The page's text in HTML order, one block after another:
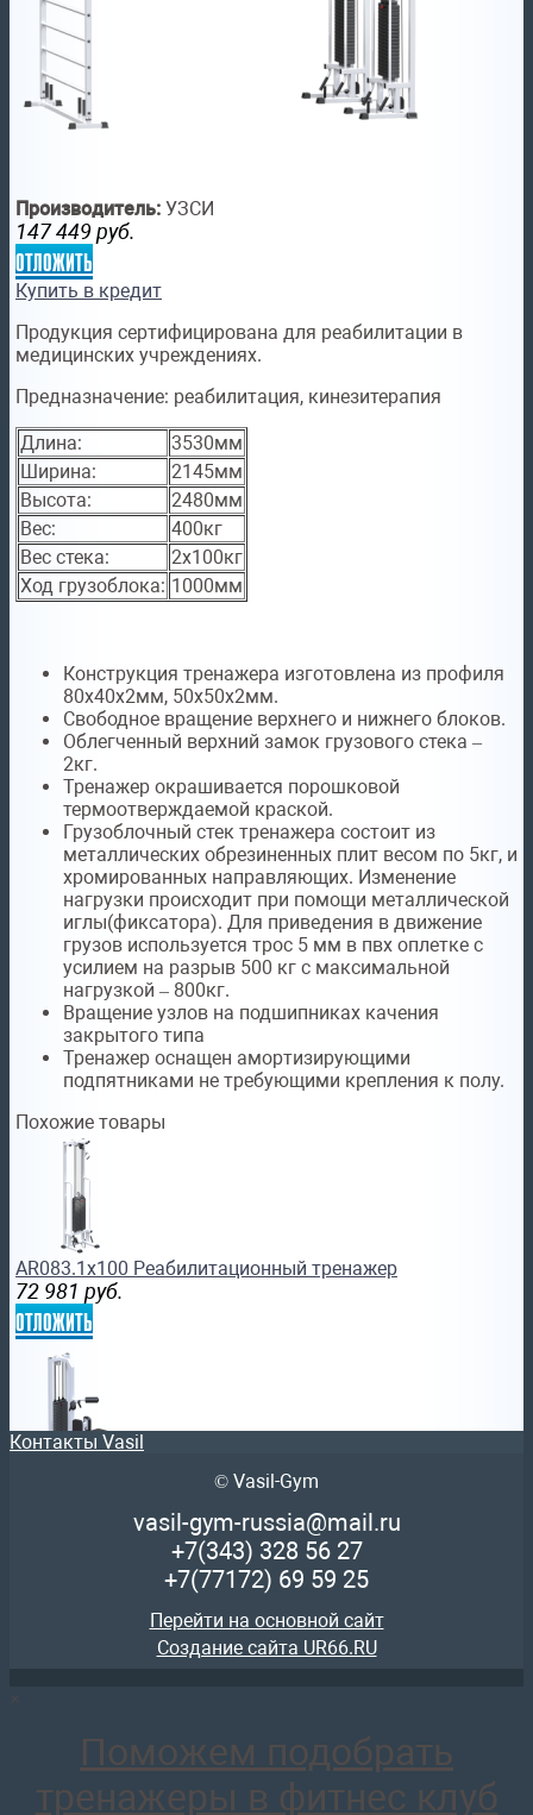
Производитель: УЗСИ
147 449 руб.
отложить
Купить в кредит
Продукция сертифицирована для реабилитации в
медицинских учреждениях.
Предназначение: реабилитация, кинезитерапия
Длина:
3530мм
Ширина:
2145мм
Высота:
2480мм
Вес:
400кг
Вес стека:
2х100кг
Ход грузоблока: 1000мм
Конструкция тренажера изготовлена из профиля
80х40х2мм, 50х50х2мм.
Свободное вращение верхнего и нижнего блоков.
Облегченный верхний замок грузового стека –
2кг.
Тренажер окрашивается порошковой
термоотверждаемой краской.
Грузоблочный стек тренажера состоит из
металлических обрезиненных плит весом по 5кг, и
хромированных направляющих. Изменение
нагрузки происходит при помощи металлической
иглы(фиксатора). Для приведения в движение
грузов используется трос 5 мм в пвх оплетке с
усилием на разрыв 500 кг с максимальной
нагрузкой – 800кг.
Вращение узлов на подшипниках качения
закрытого типа
Тренажер оснащен амортизирующими
подпятниками не требующими крепления к полу.
Похожие товары
AR083.1х100 Реабилитационный тренажер
72 981 руб.
отложить
отложить
Контакты Vasil
© Vasil-Gym
vasil-gym-russia@mail.ru
+7(343) 328 56 27
+7(77172) 69 59 25
Перейти на основной сайт
Создание сайта UR66.RU
×
Поможем подобрать
тренажеры в фитнес клуб